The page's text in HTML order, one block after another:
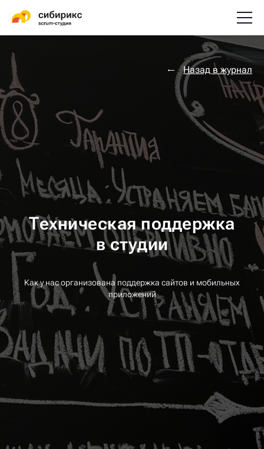
Назад в журнал
Техническая поддержка
в студии
Как у нас организована поддержка сайтов и мобильных
приложений